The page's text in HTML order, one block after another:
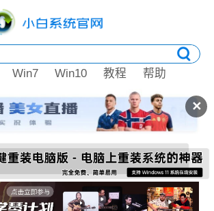
✕
Win7 Win10 教程 帮助